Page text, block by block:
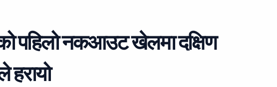
पहिलो नकआउट खेलमा दक्षिण